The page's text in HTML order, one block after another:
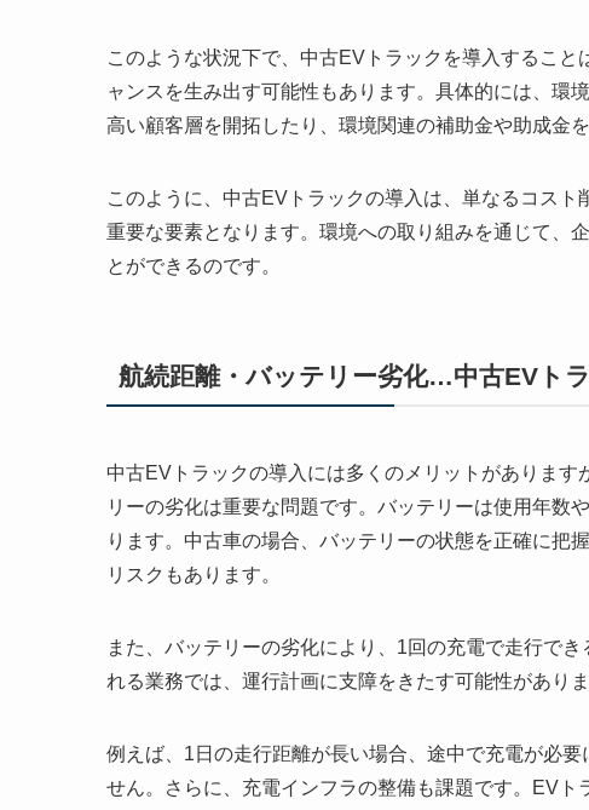
このような状況下で、中古EVトラックを導入するこ
ャンスを生み出す可能性もあります。具体的には、環
高い顧客層を開拓したり、環境関連の補助金や助成金
このように、中古EVトラックの導入は、単なるコス
重要な要素となります。環境への取り組みを通じて、
とができるのです。
航続距離・バッテリー劣化…中古EVト
中古EVトラックの導入には多くのメリットがありま
リーの劣化は重要な問題です。バッテリーは使用年数
ります。中古車の場合、バッテリーの状態を正確に把
リスクもあります。
また、バッテリーの劣化により、1回の充電で走行で
れる業務では、運行計画に支障をきたす可能性がありま
例えば、1日の走行距離が長い場合、途中で充電が必
せん。さらに、充電インフラの整備も課題です。EV